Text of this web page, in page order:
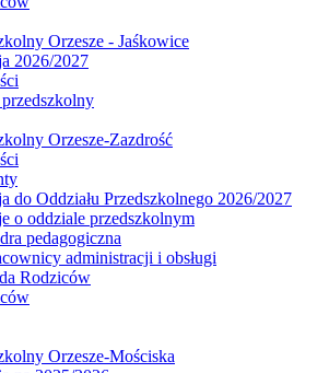
Orzesze - Jaśkowice
2026/2027
przedszkolny
Orzesze-Zazdrość
do Oddziału Przedszkolnego 2026/2027
o oddziale przedszkolnym
pedagogiczna
administracji i obsługi
Rodziców
Orzesze-Mościska